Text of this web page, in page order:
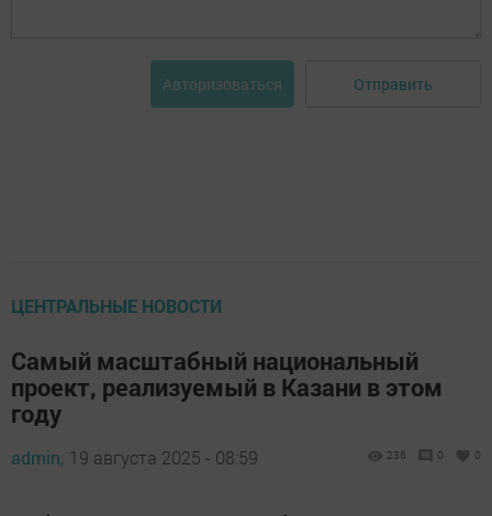
Авторизоваться Отправить
ЦЕНТРАЛЬНЫЕ НОВОСТИ
Самый масштабный национальный
проект, реализуемый в Казани в этом
году
admin, 19 августа 2025 - 08:59 236 0 0